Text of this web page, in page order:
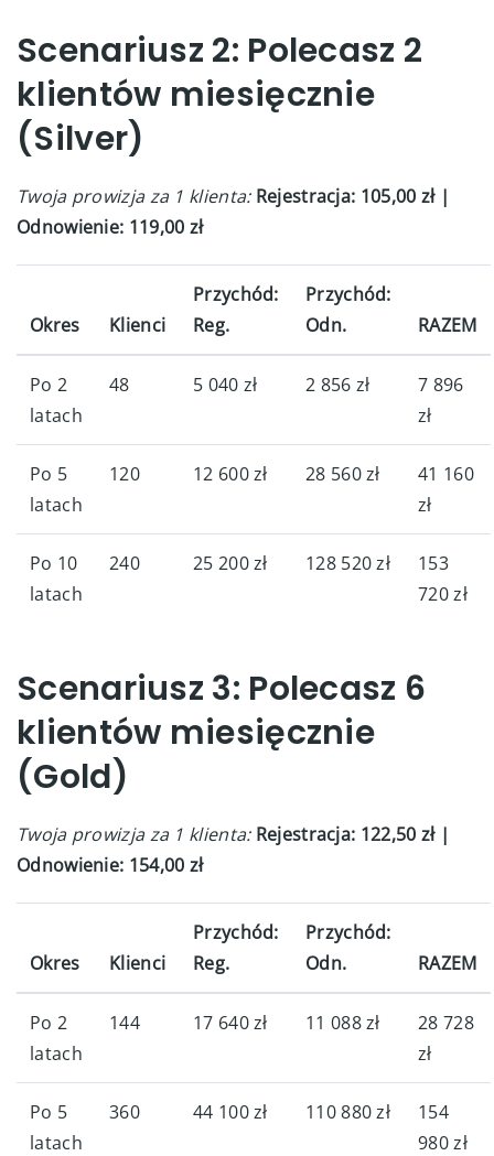
Scenariusz 2: Polecasz 2
klientów miesięcznie
(Silver)
Twoja prowizja za 1 klienta: Rejestracja: 105,00 zł |
Odnowienie: 119,00 zł
Okres Klienci
Przychód:
Reg.
Przychód:
Odn.
RAZEM
Po 2
latach
48 5 040 zł 2 856 zł
7 896
zł
Po 5
latach
120 12 600 zł 28 560 zł
41 160
zł
Po 10
latach
240 25 200 zł 128 520 zł
153
720 zł
Scenariusz 3: Polecasz 6
klientów miesięcznie
(Gold)
Twoja prowizja za 1 klienta: Rejestracja: 122,50 zł |
Odnowienie: 154,00 zł
Okres Klienci
Przychód:
Reg.
Przychód:
Odn.
RAZEM
Po 2
latach
144 17 640 zł 11 088 zł
28 728
zł
Po 5
latach
360 44 100 zł 110 880 zł
154
980 zł